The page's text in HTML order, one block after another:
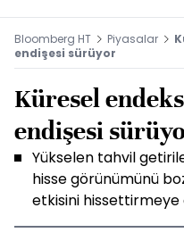
Bloomberg HT Piyasalar
endişesi sürüyor
Küresel
endişesi
Yükselen tahvil
hisse görünümünü
etkisini